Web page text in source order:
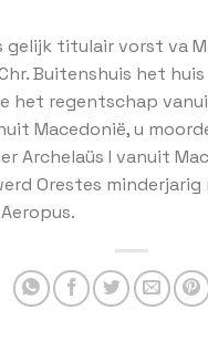
gelijk titulair vorst va
Buitenshuis het
het regentschap
Macedonië, u
Archelaüs I vanuit
Orestes